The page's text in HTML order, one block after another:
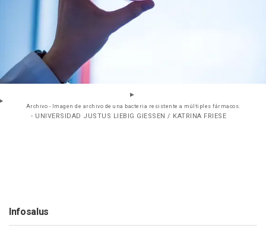
Archivo - Imagen de archivo de una bacteria resistente a múltiples fármacos.
- UNIVERSIDAD JUSTUS LIEBIG GIESSEN / KATRINA FRIESE
Infosalus